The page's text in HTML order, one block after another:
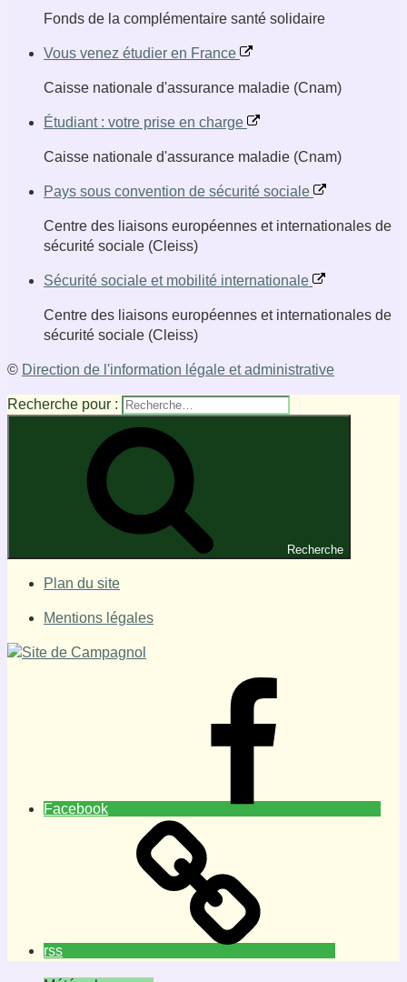
Fonds de la complémentaire santé solidaire
Vous venez étudier en France
Caisse nationale d'assurance maladie (Cnam)
Étudiant : votre prise en charge
Caisse nationale d'assurance maladie (Cnam)
Pays sous convention de sécurité sociale
Centre des liaisons européennes et internationales de
sécurité sociale (Cleiss)
Sécurité sociale et mobilité internationale
Centre des liaisons européennes et internationales de
sécurité sociale (Cleiss)
© Direction de l'information légale et administrative
Recherche pour :
Recherche
Plan du site
Mentions légales
Facebook
rss